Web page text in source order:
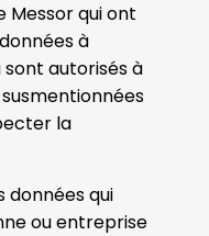
Messor qui ont
à
autorisés à
la
données qui
ou entreprise